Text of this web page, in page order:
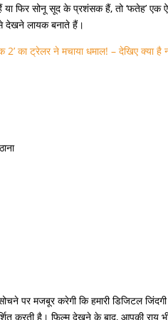
फिर सोनू सूद के प्रशंसक हैं, तो ‘फतेह’ एक
देखने लायक बनाते हैं।
2’ का ट्रेलर ने मचाया धमाल! – देखिए क्या है
पर मजबूर करेगी कि हमारी डिजिटल
करती है। फिल्म देखने के बाद, आपकी